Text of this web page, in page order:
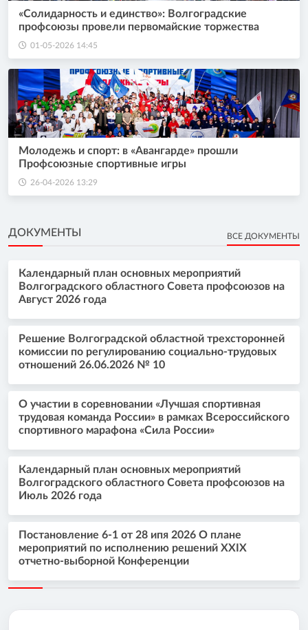
«Солидарность и единство»: Волгоградские
профсоюзы провели первомайские торжества
01-05-2026 14:45
Молодежь и спорт: в «Авангарде» прошли
Профсоюзные спортивные игры
26-04-2026 13:29
ДОКУМЕНТЫ ВСЕ ДОКУМЕНТЫ
Календарный план основных мероприятий
Волгоградского областного Совета профсоюзов на
Август 2026 года
Решение Волгоградской областной трехсторонней
комиссии по регулированию социально-трудовых
отношений 26.06.2026 № 10
О участии в соревновании «Лучшая спортивная
трудовая команда России» в рамках Всероссийского
спортивного марафона «Сила России»
Календарный план основных мероприятий
Волгоградского областного Совета профсоюзов на
Июль 2026 года
Постановление 6-1 от 28 ипя 2026 О плане
мероприятий по исполнению решений XXIX
отчетно-выборной Конференции